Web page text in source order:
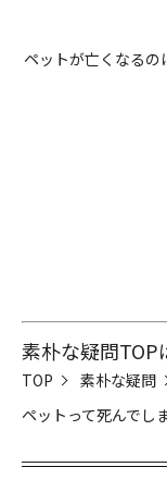
ペットが亡くなる
素朴な疑問TOP
TOP
素朴な疑問
ペットって死んでし